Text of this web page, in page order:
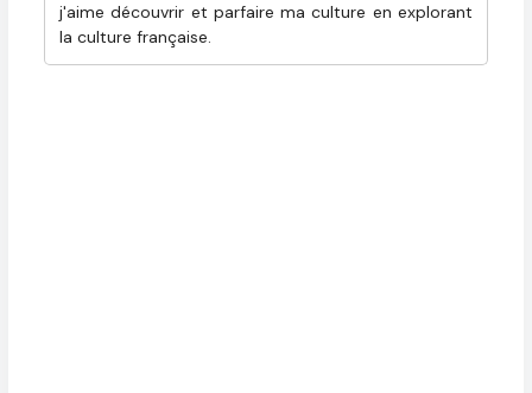
j'aime découvrir et parfaire ma culture en explorant
la culture française.